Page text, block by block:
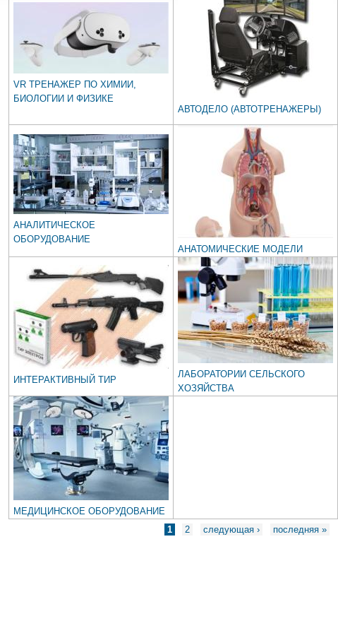
VR ТРЕНАЖЕР ПО ХИМИИ,
БИОЛОГИИ И ФИЗИКЕ
АВТОДЕЛО (АВТОТРЕНАЖЕРЫ)
АНАЛИТИЧЕСКОЕ
ОБОРУДОВАНИЕ
АНАТОМИЧЕСКИЕ МОДЕЛИ
ИНТЕРАКТИВНЫЙ ТИР
ЛАБОРАТОРИИ СЕЛЬСКОГО
ХОЗЯЙСТВА
МЕДИЦИНСКОЕ ОБОРУДОВАНИЕ
1 2 следующая › последняя »